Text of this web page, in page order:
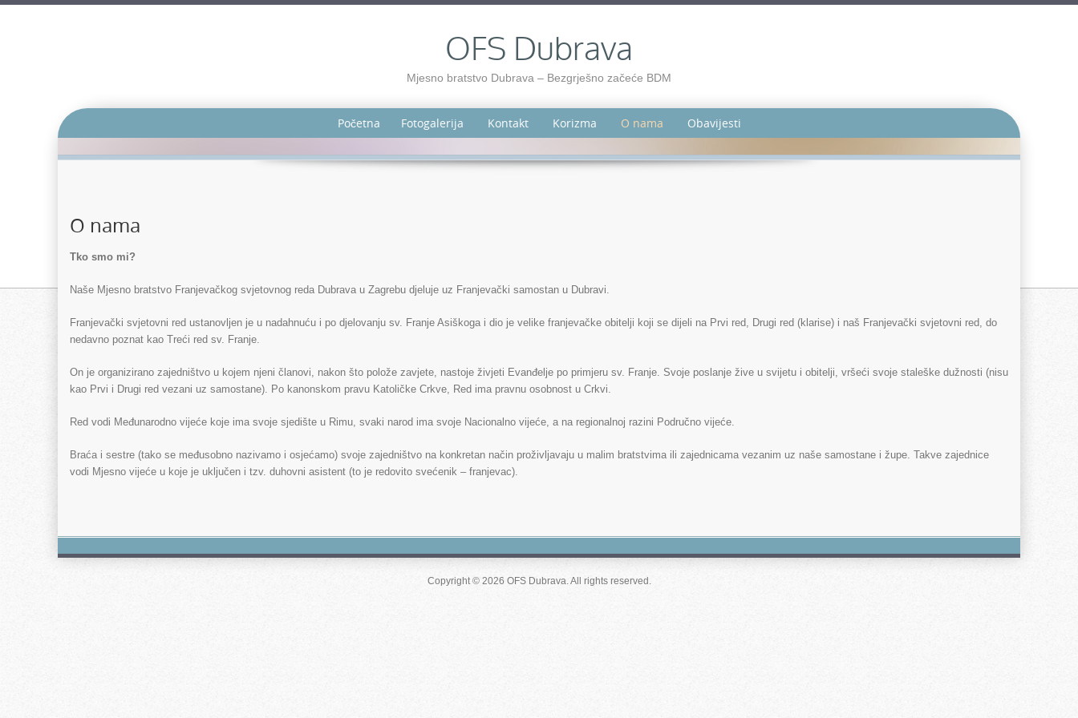
OFS Dubrava
Mjesno bratstvo Dubrava – Bezgrješno začeće BDM
Početna Fotogalerija Kontakt Korizma O nama Obavijesti
O nama
Tko smo mi?
Naše Mjesno bratstvo Franjevačkog svjetovnog reda Dubrava u Zagrebu djeluje uz Franjevački samostan u Dubravi.
Franjevački svjetovni red ustanovljen je u nadahnuću i po djelovanju sv. Franje Asiškoga i dio je velike franjevačke obitelji koji se dijeli na Prvi red, Drugi red (klarise) i naš Franjevački svjetovni red, do
nedavno poznat kao Treći red sv. Franje.
On je organizirano zajedništvo u kojem njeni članovi, nakon što polože zavjete, nastoje živjeti Evanđelje po primjeru sv. Franje. Svoje poslanje žive u svijetu i obitelji, vršeći svoje staleške dužnosti (nisu
kao Prvi i Drugi red vezani uz samostane). Po kanonskom pravu Katoličke Crkve, Red ima pravnu osobnost u Crkvi.
Red vodi Međunarodno vijeće koje ima svoje sjedište u Rimu, svaki narod ima svoje Nacionalno vijeće, a na regionalnoj razini Područno vijeće.
Braća i sestre (tako se međusobno nazivamo i osjećamo) svoje zajedništvo na konkretan način proživljavaju u malim bratstvima ili zajednicama vezanim uz naše samostane i župe. Takve zajednice
vodi Mjesno vijeće u koje je uključen i tzv. duhovni asistent (to je redovito svećenik – franjevac).
Copyright © 2026 OFS Dubrava. All rights reserved.